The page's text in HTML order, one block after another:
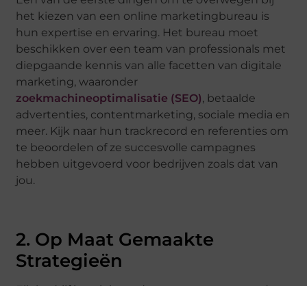
het kiezen van een online marketingbureau is
hun expertise en ervaring. Het bureau moet
beschikken over een team van professionals met
diepgaande kennis van alle facetten van digitale
marketing, waaronder
zoekmachineoptimalisatie (SEO), betaalde
advertenties, contentmarketing, sociale media en
meer. Kijk naar hun trackrecord en referenties om
te beoordelen of ze succesvolle campagnes
hebben uitgevoerd voor bedrijven zoals dat van
jou.
2. Op Maat Gemaakte
Strategieën